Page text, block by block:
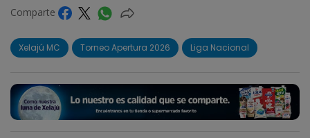
Comparte
Xelajú MC Torneo Apertura 2026 Liga Nacional